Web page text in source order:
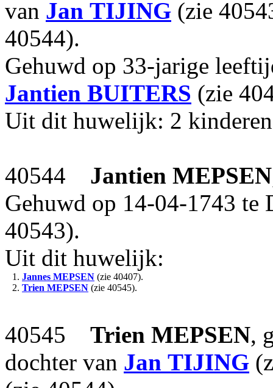
van Jan TIJING (zie
40544).
Gehuwd op 33-jarige
Jantien BUITERS (zie
Uit dit huwelijk: 2
40544 Jantien MEPSEN
Gehuwd op 14-04-1743 te
40543).
Uit dit huwelijk:
1. Jannes MEPSEN (zie 40407).
2. Trien MEPSEN (zie 40545).
40545 Trien MEPSEN,
dochter van Jan TIJING